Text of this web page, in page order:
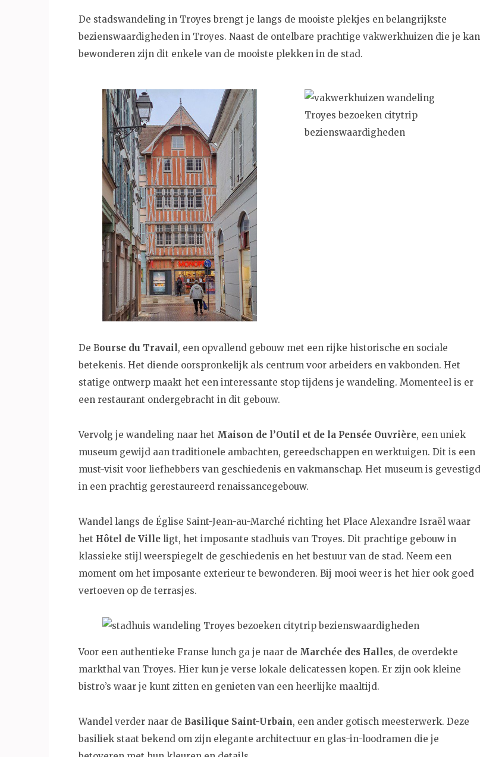
De stadswandeling in Troyes brengt je langs de mooiste plekjes en belangrijkste
bezienswaardigheden in Troyes. Naast de ontelbare prachtige vakwerkhuizen die je kan
bewonderen zijn dit enkele van de mooiste plekken in de stad.
De Bourse du Travail , een opvallend gebouw met een rijke historische en sociale
betekenis. Het diende oorspronkelijk als centrum voor arbeiders en vakbonden. Het
statige ontwerp maakt het een interessante stop tijdens je wandeling. Momenteel is er
een restaurant ondergebracht in dit gebouw.
Vervolg je wandeling naar het Maison de l’Outil et de la Pensée Ouvrière, een uniek
museum gewijd aan traditionele ambachten, gereedschappen en werktuigen. Dit is een
must-visit voor liefhebbers van geschiedenis en vakmanschap. Het museum is gevestigd
in een prachtig gerestaureerd renaissancegebouw.
Wandel langs de Église Saint-Jean-au-Marché richting het Place Alexandre Israël waar
het Hôtel de Ville ligt, het imposante stadhuis van Troyes. Dit prachtige gebouw in
klassieke stijl weerspiegelt de geschiedenis en het bestuur van de stad. Neem een
moment om het imposante exterieur te bewonderen. Bij mooi weer is het hier ook goed
vertoeven op de terrasjes.
Voor een authentieke Franse lunch ga je naar de Marchée des Halles, de overdekte
markthal van Troyes. Hier kun je verse lokale delicatessen kopen. Er zijn ook kleine
bistro’s waar je kunt zitten en genieten van een heerlijke maaltijd.
Wandel verder naar de Basilique Saint-Urbain, een ander gotisch meesterwerk. Deze
basiliek staat bekend om zijn elegante architectuur en glas-in-loodramen die je